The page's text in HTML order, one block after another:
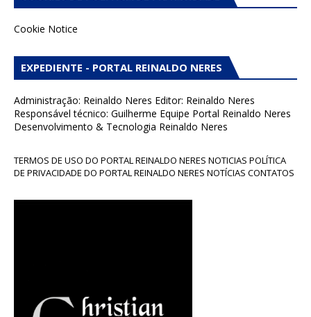
Cookie Notice
EXPEDIENTE - PORTAL REINALDO NERES
Administração: Reinaldo Neres Editor: Reinaldo Neres
Responsável técnico: Guilherme Equipe Portal Reinaldo Neres
Desenvolvimento & Tecnologia Reinaldo Neres
TERMOS DE USO DO PORTAL REINALDO NERES NOTICIAS POLÍTICA
DE PRIVACIDADE DO PORTAL REINALDO NERES NOTÍCIAS CONTATOS